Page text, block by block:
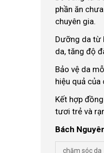
phần ăn
chuyên gia.
Dưỡng da từ
da, tăng độ
Bảo vệ da
hiệu quả của
Kết hợp
tươi trẻ và
Bách
chăm sóc da